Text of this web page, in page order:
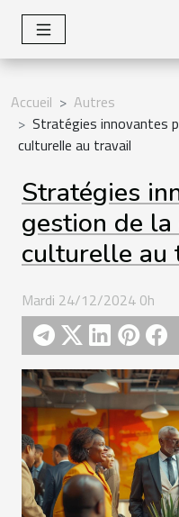
Accueil
Autres
Stratégies innovantes
culturelle au travail
Stratégies
gestion de
culturelle au
Mardi 24/12/2024 0h